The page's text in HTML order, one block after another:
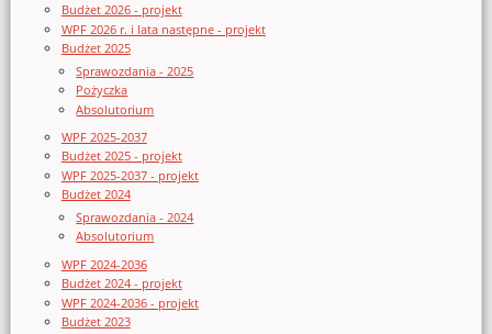
Budżet 2026 - projekt
WPF 2026 r. i lata następne - projekt
Budżet 2025
Sprawozdania - 2025
Pożyczka
Absolutorium
WPF 2025-2037
Budżet 2025 - projekt
WPF 2025-2037 - projekt
Budżet 2024
Sprawozdania - 2024
Absolutorium
WPF 2024-2036
Budżet 2024 - projekt
WPF 2024-2036 - projekt
Budżet 2023